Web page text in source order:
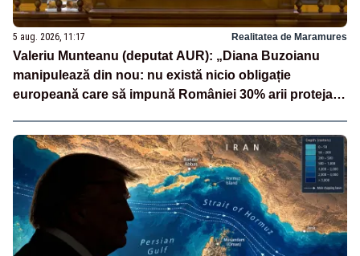
5 aug. 2026, 11:17 Realitatea de Maramures
Valeriu Munteanu (deputat AUR): „Diana Buzoianu
manipulează din nou: nu există nicio obligație
europeană care să impună României 30% arii protejate